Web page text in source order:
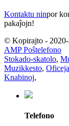
Kontaktu ninpor
pakaĵojn!
© Kopirajto -
AMP Poŝtelefono
Stokado-skatolo,
Muzikkesto,
Knabinoj,
Telefono